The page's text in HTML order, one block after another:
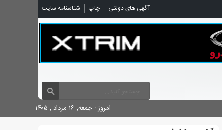
آگهی های دولتی چاپ شناسنامه سایت
امروز : جمعه, ۱۶ مرداد , ۱۴۰۵